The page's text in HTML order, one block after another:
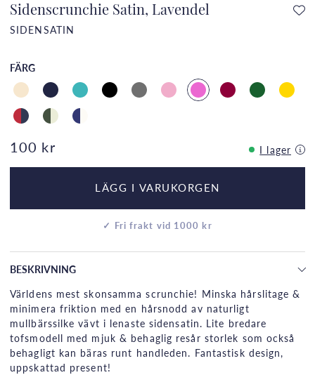
Sidenscrunchie Satin, Lavendel
SIDENSATIN
FÄRG
100 kr I lager
LÄGG I VARUKORGEN
✓ Fri frakt vid 1000 kr
BESKRIVNING
Världens mest skonsamma scrunchie! Minska hårslitage &
minimera friktion med en hårsnodd av naturligt
mullbärssilke vävt i lenaste sidensatin. Lite bredare
tofsmodell med mjuk & behaglig resår storlek som också
behagligt kan bäras runt handleden. Fantastisk design,
uppskattad present!